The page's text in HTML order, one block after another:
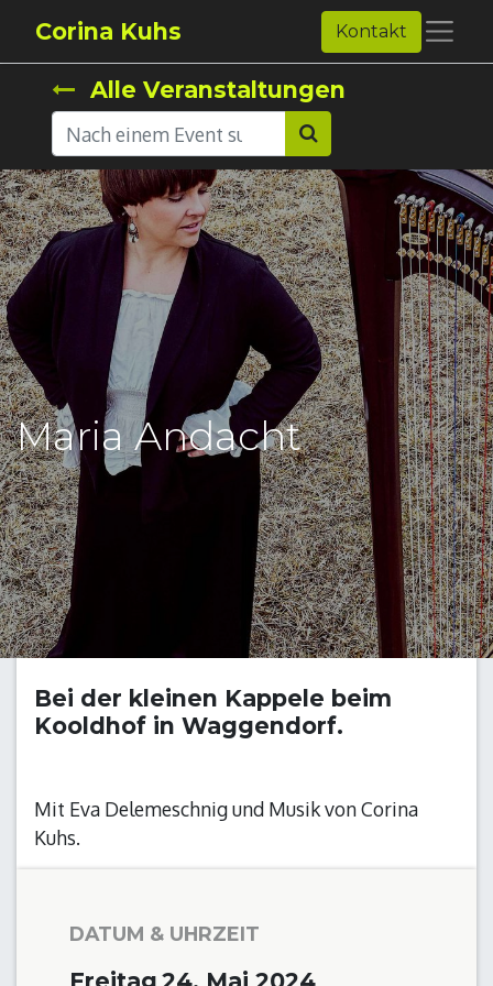
Corina Kuhs Kontakt
Alle Veranstaltungen
Maria Andacht
Bei der kleinen Kappele beim
Kooldhof in Waggendorf.
Mit Eva Delemeschnig und Musik von Corina
Kuhs.
DATUM & UHRZEIT